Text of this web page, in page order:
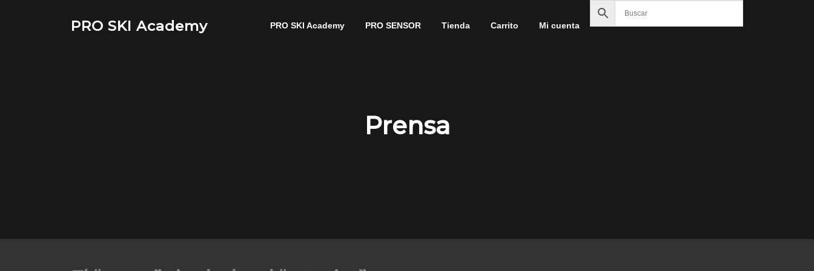
PRO SKI Academy PRO SKI Academy PRO SENSOR Tienda Carrito Mi cuenta
Prensa